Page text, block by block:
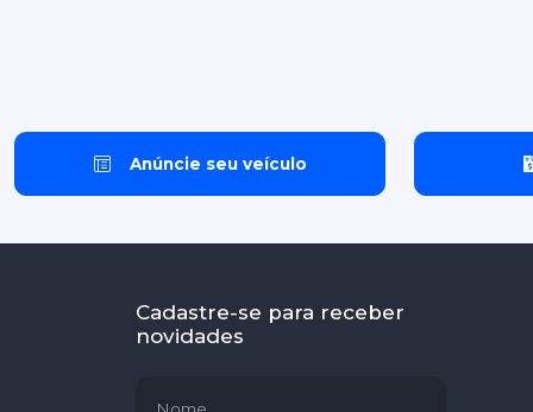
Anúncie seu veículo
Cadastre-se para receber
novidades